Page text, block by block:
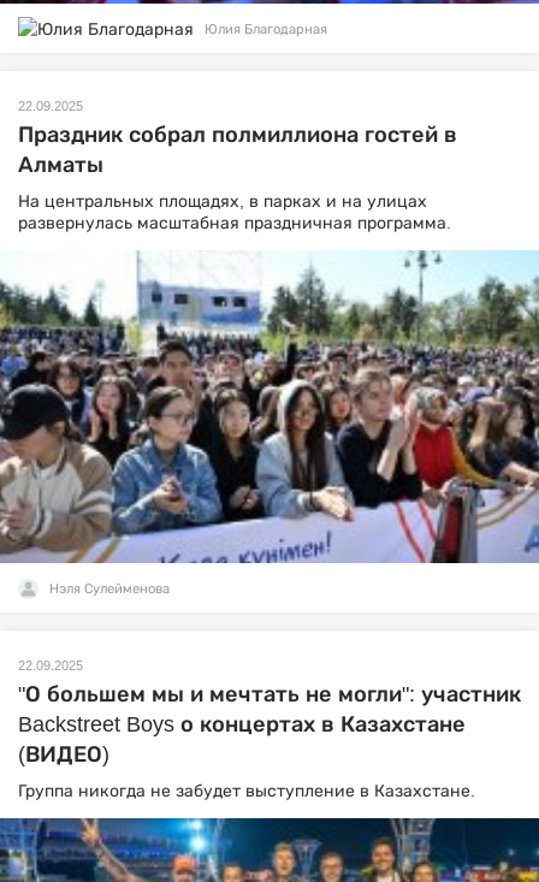
Юлия Благодарная
22.09.2025
Праздник собрал полмиллиона гостей в
Алматы
На центральных площадях, в парках и на улицах
развернулась масштабная праздничная программа.
Нэля Сулейменова
22.09.2025
"О большем мы и мечтать не могли": участник
Backstreet Boys о концертах в Казахстане
(ВИДЕО)
Группа никогда не забудет выступление в Казахстане.